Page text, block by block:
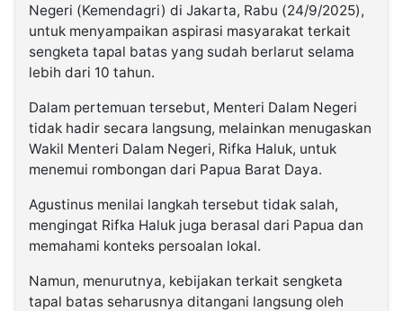
Negeri (Kemendagri) di Jakarta, Rabu (24/9/2025),
untuk menyampaikan aspirasi masyarakat terkait
sengketa tapal batas yang sudah berlarut selama
lebih dari 10 tahun.
Dalam pertemuan tersebut, Menteri Dalam Negeri
tidak hadir secara langsung, melainkan menugaskan
Wakil Menteri Dalam Negeri, Rifka Haluk, untuk
menemui rombongan dari Papua Barat Daya.
Agustinus menilai langkah tersebut tidak salah,
mengingat Rifka Haluk juga berasal dari Papua dan
memahami konteks persoalan lokal.
Namun, menurutnya, kebijakan terkait sengketa
tapal batas seharusnya ditangani langsung oleh